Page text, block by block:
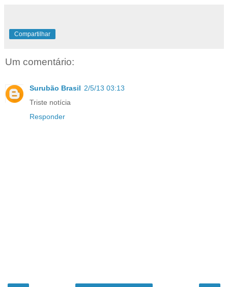
Compartilhar
Um comentário:
Surubão Brasil 2/5/13 03:13
Triste notícia
Responder